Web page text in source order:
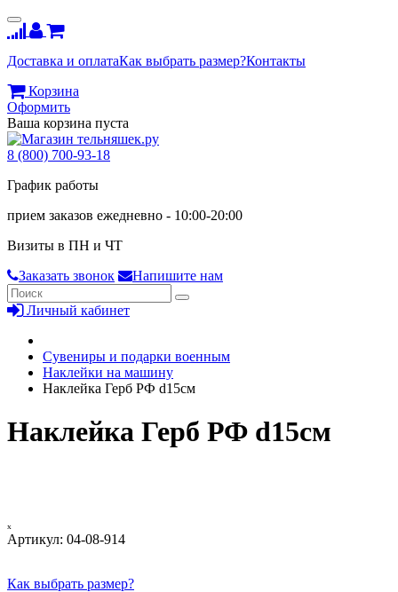
Доставка и оплатаКак выбрать размер?Контакты
Корзина
Оформить
Ваша корзина пуста
8 (800) 700-93-18
График работы
прием заказов ежедневно - 10:00-20:00
Визиты в ПН и ЧТ
Заказать звонок
Напишите нам
Личный кабинет
Сувениры и подарки военным
Наклейки на машину
Наклейка Герб РФ d15см
Наклейка Герб РФ d15см
ₓ
Артикул: 04-08-914
Как выбрать размер?